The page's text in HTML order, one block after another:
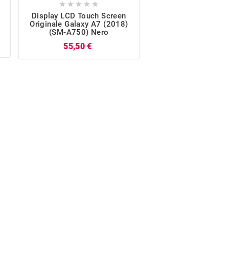
    
Display LCD Touch Screen
Originale Galaxy A7 (2018)
(SM-A750) Nero
55,50 €